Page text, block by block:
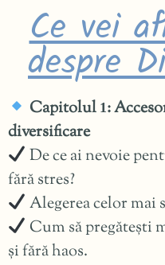
Ce vei
despre
Capitolul 1:
diversificare
De ce ai nevoie
fără stres?
Alegerea celor mai
Cum să pregătești
și fără haos.